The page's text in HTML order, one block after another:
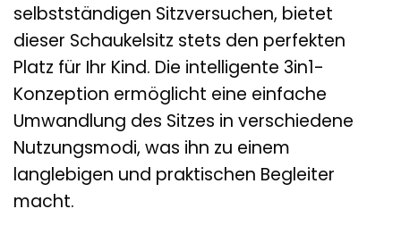
selbstständigen Sitzversuchen, bietet
dieser Schaukelsitz stets den perfekten
Platz für Ihr Kind. Die intelligente 3in1-
Konzeption ermöglicht eine einfache
Umwandlung des Sitzes in verschiedene
Nutzungsmodi, was ihn zu einem
langlebigen und praktischen Begleiter
macht.